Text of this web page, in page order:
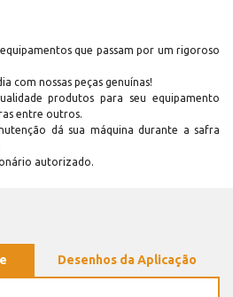
que passam por um rigoroso
com nossas peças genuínas!
produtos para seu equipamento
entre outros.
dá sua máquina durante a safra
autorizado.
Desenhos da Aplicação